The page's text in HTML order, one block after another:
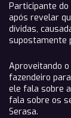
Participante do
após revelar
dívidas,
supostamente
Aproveitando o
fazendeiro
ele fala sobre
fala sobre os
Serasa.